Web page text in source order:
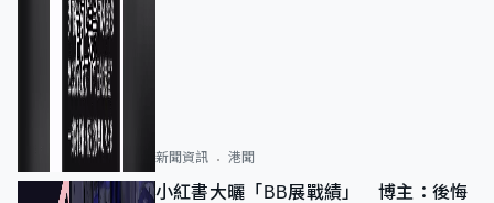
新聞資訊 港聞
小紅書大曬「BB展戰績」 博主：後悔